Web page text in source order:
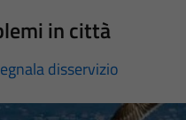
in città
disservizio